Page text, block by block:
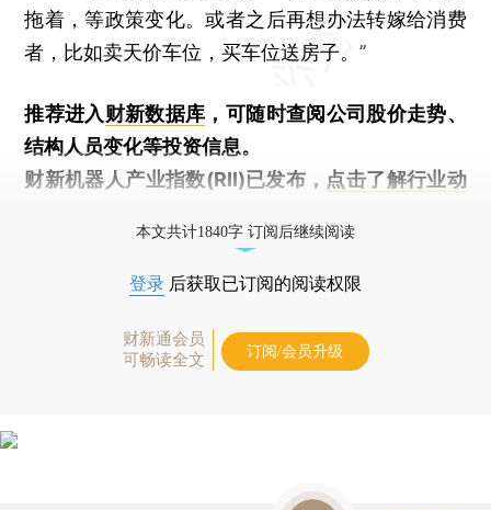
拖着，等政策变化。或者之后再想办法转嫁给消费
者，比如卖天价车位，买车位送房子。”
推荐进入财新数据库 ，可随时查阅公司股价走势、
结构人员变化等投资信息。
财新机器人产业指数(RII)已发布， 点击了解行业动
本文共计1840字 订阅后继续阅读
登录 后获取已订阅的阅读权限
财新通会员
可畅读全文
订阅/会员升级